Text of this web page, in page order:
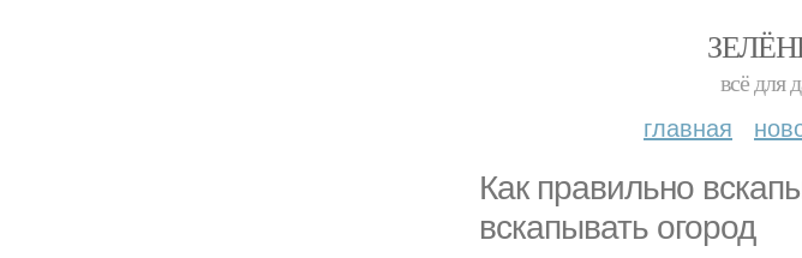
всё для
главная
Как правильно
вскапывать огород